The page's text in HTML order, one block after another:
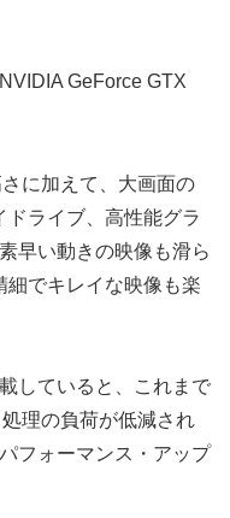
GeForce GTX
に加えて、大画面の
ライブ、高性能グラ
早い動きの映像も滑ら
でキレイな映像も楽
していると、これまで
理の負荷が低減され
フォーマンス・アップ